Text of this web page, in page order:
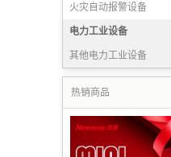
火灾自动报警设备
消防产品实（试）验设备
灭火药剂 消防宣传装备
电力工业设备
其他电力工业设备
热销商品